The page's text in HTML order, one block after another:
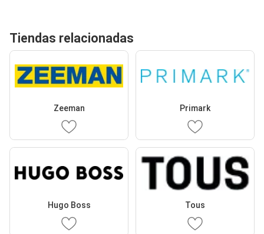
Tiendas relacionadas
Zeeman Primark
Hugo Boss Tous